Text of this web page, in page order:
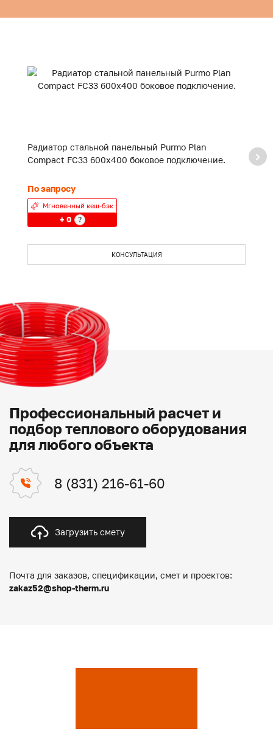
Радиатор стальной панельный Purmo Plan
Compact FC33 600x400 боковое подключение.
По запросу
Мгновенный кеш-бэк
+ 0 ?
КОНСУЛЬТАЦИЯ
Профессиональный расчет и
подбор теплового оборудования
для любого объекта
8 (831) 216-61-60
Загрузить смету
Почта для заказов, спецификации, смет и проектов:
zakaz52@shop-therm.ru